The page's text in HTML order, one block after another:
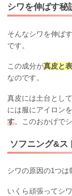
シワを伸ばす秘
そんなシワを伸ばす
です。
この成分が真皮と
なのです。
真皮には土台とし
には服にアイロン
す。このおかげで
ソフニング&ス
シワの原因の1つは
いくら頑張ってシ